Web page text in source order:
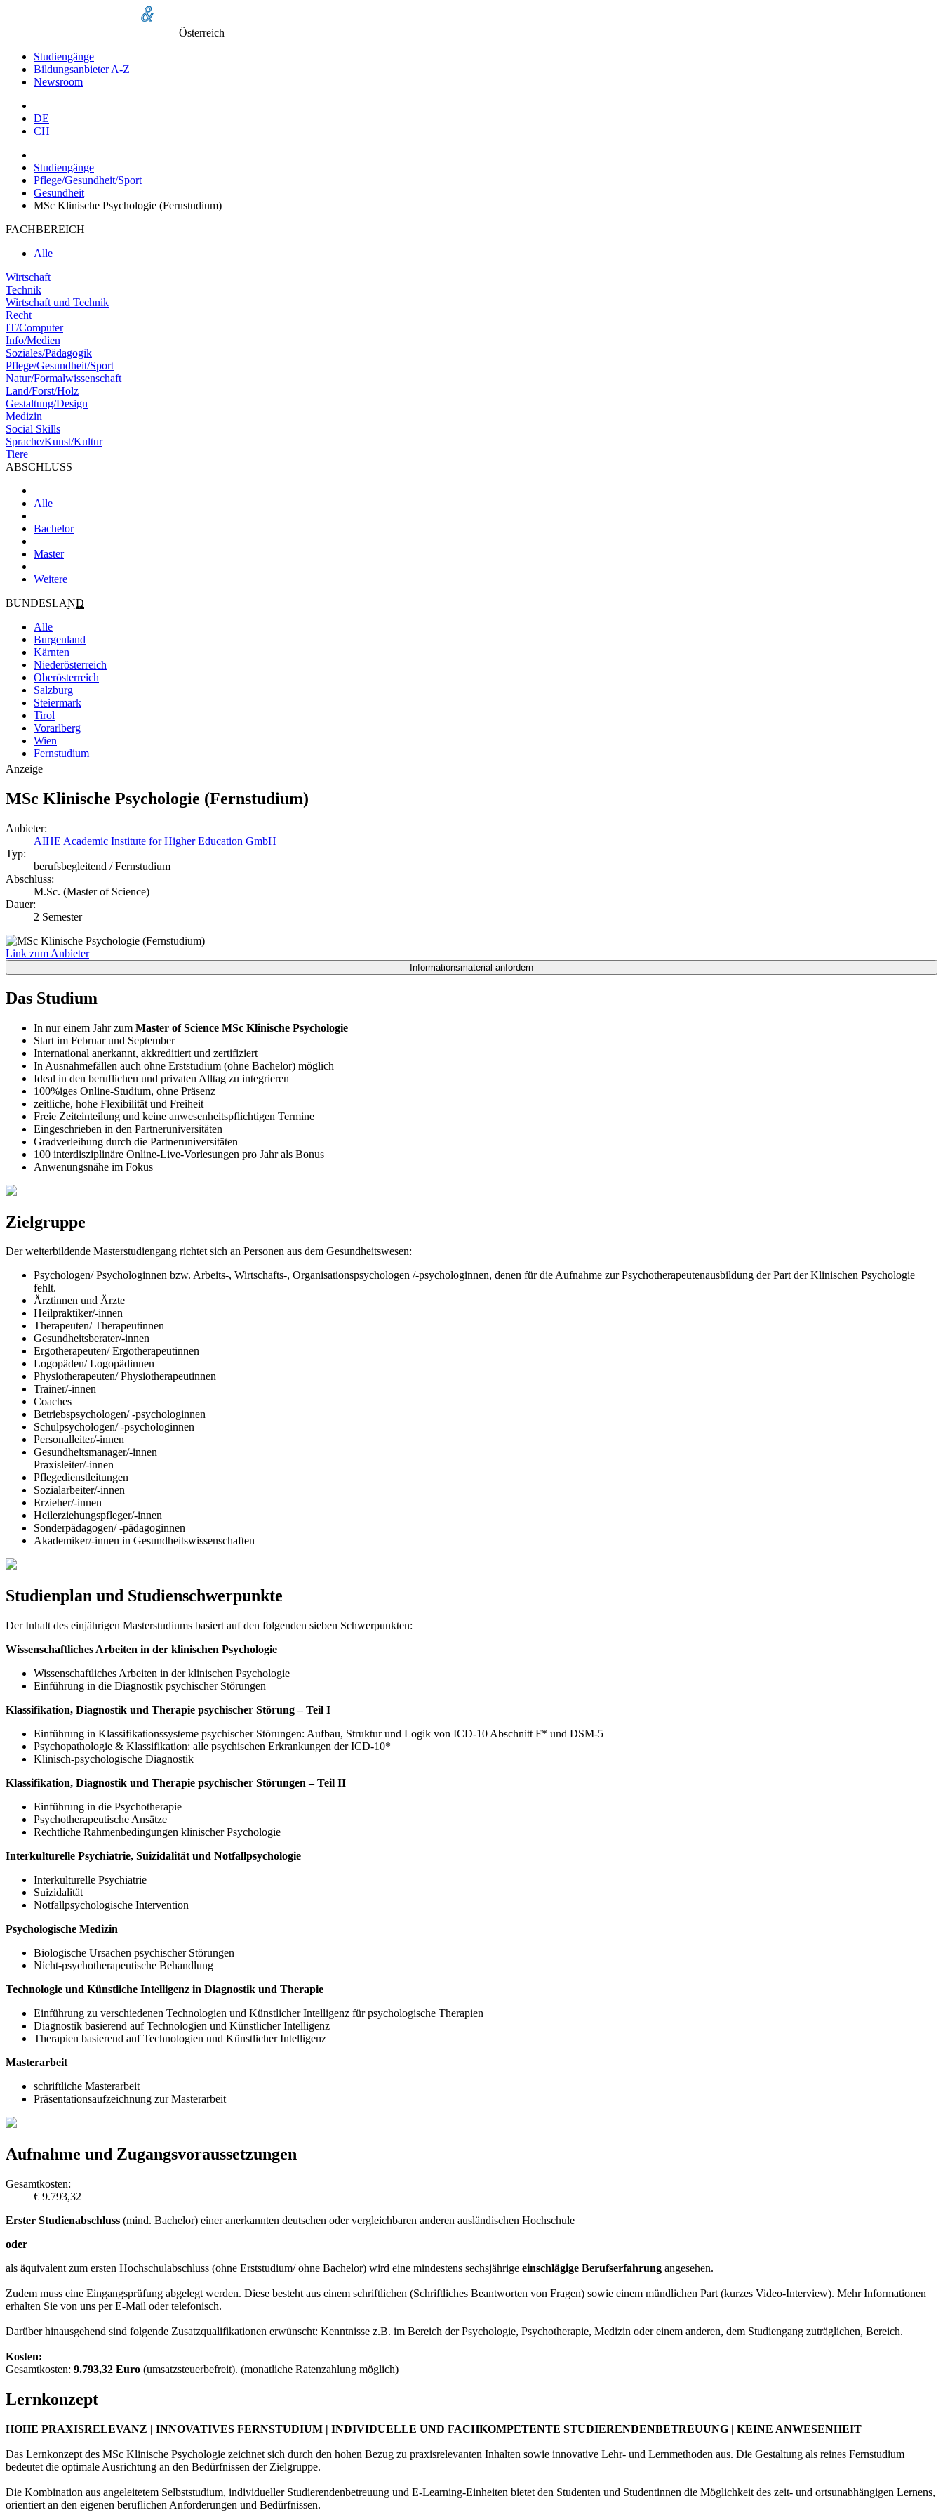
Österreich
Studiengänge
Bildungsanbieter A-Z
Newsroom
DE
CH
Studiengänge
Pflege/Gesundheit/Sport
Gesundheit
MSc Klinische Psychologie (Fernstudium)
FACHBEREICH
Alle
Wirtschaft
Technik
Wirtschaft und Technik
Recht
IT/Computer
Info/Medien
Soziales/Pädagogik
Pflege/Gesundheit/Sport
Natur/Formalwissenschaft
Land/Forst/Holz
Gestaltung/Design
Medizin
Social Skills
Sprache/Kunst/Kultur
Tiere
ABSCHLUSS
Alle
Bachelor
Master
Weitere
BUNDESLAND
Alle
Burgenland
Kärnten
Niederösterreich
Oberösterreich
Salzburg
Steiermark
Tirol
Vorarlberg
Wien
Fernstudium
Anzeige
MSc Klinische Psychologie (Fernstudium)
Anbieter:
AIHE Academic Institute for Higher Education GmbH
Typ:
berufsbegleitend / Fernstudium
Abschluss:
M.Sc. (Master of Science)
Dauer:
2 Semester
Link zum Anbieter
Das Studium
In nur einem Jahr zum Master of Science MSc Klinische Psychologie
Start im Februar und September
International anerkannt, akkreditiert und zertifiziert
In Ausnahmefällen auch ohne Erststudium (ohne Bachelor) möglich
Ideal in den beruflichen und privaten Alltag zu integrieren
100%iges Online-Studium, ohne Präsenz
zeitliche, hohe Flexibilität und Freiheit
Freie Zeiteinteilung und keine anwesenheitspflichtigen Termine
Eingeschrieben in den Partneruniversitäten
Gradverleihung durch die Partneruniversitäten
100 interdisziplinäre Online-Live-Vorlesungen pro Jahr als Bonus
Anwenungsnähe im Fokus
Zielgruppe
Der weiterbildende Masterstudiengang richtet sich an Personen aus dem Gesundheitswesen:
Psychologen/ Psychologinnen bzw. Arbeits-, Wirtschafts-, Organisationspsychologen /-psychologinnen, denen für die Aufnahme zur Psychotherapeutenausbildung der Part der Klinischen Psychologie
fehlt.
Ärztinnen und Ärzte
Heilpraktiker/-innen
Therapeuten/ Therapeutinnen
Gesundheitsberater/-innen
Ergotherapeuten­/ Ergotherapeutinnen
Logopäden/ Logopädinnen
Physiotherapeuten/ Physiotherapeutinnen
Trainer/-innen
Coaches
Betriebspsychologen/ -psychologinnen
Schulpsychologen/ -psychologinnen
Personalleiter/-innen
Gesundheitsmanager/-innen
Praxisleiter/-innen
Pflegedienstleitungen
Sozialarbeiter/-innen
Erzieher/-innen
Heilerziehungspfleger/-innen
Sonderpädagogen/ -pädagoginnen
Akademiker/-innen in Gesundheitswissenschaften
Studienplan und Studienschwerpunkte
Der Inhalt des einjährigen Masterstudiums basiert auf den folgenden sieben Schwerpunkten:
Wissenschaftliches Arbeiten in der klinischen Psychologie
Wissenschaftliches Arbeiten in der klinischen Psychologie
Einführung in die Diagnostik psychischer Störungen
Klassifikation, Diagnostik und Therapie psychischer Störung – Teil I
Einführung in Klassifikationssysteme psychischer Störungen: Aufbau, Struktur und Logik von ICD-10 Abschnitt F* und DSM-5
Psychopathologie & Klassifikation: alle psychischen Erkrankungen der ICD-10*
Klinisch-psychologische Diagnostik
Klassifikation, Diagnostik und Therapie psychischer Störungen – Teil II
Einführung in die Psychotherapie
Psychotherapeutische Ansätze
Rechtliche Rahmenbedingungen klinischer Psychologie
Interkulturelle Psychiatrie, Suizidalität und Notfallpsychologie
Interkulturelle Psychiatrie
Suizidalität
Notfallpsychologische Intervention
Psychologische Medizin
Biologische Ursachen psychischer Störungen
Nicht-psychotherapeutische Behandlung
Technologie und Künstliche Intelligenz in Diagnostik und Therapie
Einführung zu verschiedenen Technologien und Künstlicher Intelligenz für psychologische Therapien
Diagnostik basierend auf Technologien und Künstlicher Intelligenz
Therapien basierend auf Technologien und Künstlicher Intelligenz
Masterarbeit
schriftliche Masterarbeit
Präsentationsaufzeichnung zur Masterarbeit
Aufnahme und Zugangsvoraussetzungen
Gesamtkosten:
€ 9.793,32
Erster Studienabschluss (mind. Bachelor) einer anerkannten deutschen oder vergleichbaren anderen ausländischen Hochschule
oder
als äquivalent zum ersten Hochschulabschluss (ohne Erststudium/ ohne Bachelor) wird eine mindestens sechsjährige einschlägige Berufserfahrung angesehen.
Zudem muss eine Eingangsprüfung abgelegt werden. Diese besteht aus einem schriftlichen (Schriftliches Beantworten von Fragen) sowie einem mündlichen Part (kurzes Video-Interview). Mehr Informationen
erhalten Sie von uns per E-Mail oder telefonisch.
Darüber hinausgehend sind folgende Zusatzqualifikationen erwünscht: Kenntnisse z.B. im Bereich der Psychologie, Psychotherapie, Medizin oder einem anderen, dem Studiengang zuträglichen, Bereich.
Kosten:
Gesamtkosten: 9.793,32 Euro (umsatzsteuerbefreit). (monatliche Ratenzahlung möglich)
Lernkonzept
HOHE PRAXISRELEVANZ | INNOVATIVES FERNSTUDIUM | INDIVIDUELLE UND FACHKOMPETENTE STUDIERENDENBETREUUNG | KEINE ANWESENHEIT
Das Lernkonzept des MSc Klinische Psychologie zeichnet sich durch den hohen Bezug zu praxisrelevanten Inhalten sowie innovative Lehr- und Lernmethoden aus. Die Gestaltung als reines Fernstudium
bedeutet die optimale Ausrichtung an den Bedürfnissen der Zielgruppe.
Die Kombination aus angeleitetem Selbststudium, individueller Studierendenbetreuung und E-Learning-Einheiten bietet den Studenten und Studentinnen die Möglichkeit des zeit- und ortsunabhängigen Lernens,
orientiert an den eigenen beruflichen Anforderungen und Bedürfnissen.